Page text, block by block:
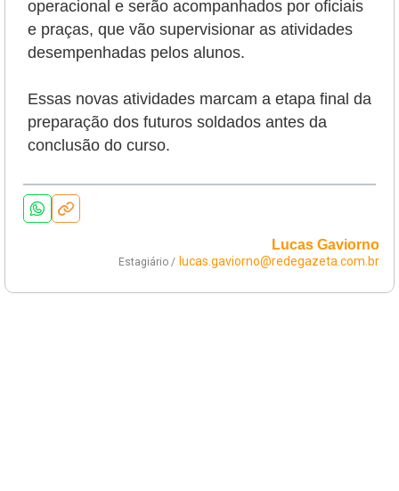
operacional e serão acompanhados por oficiais
e praças, que vão supervisionar as atividades
desempenhadas pelos alunos.
Essas novas atividades marcam a etapa final da
preparação dos futuros soldados antes da
conclusão do curso.
Lucas Gaviorno
Estagiário / lucas.gaviorno@redegazeta.com.br